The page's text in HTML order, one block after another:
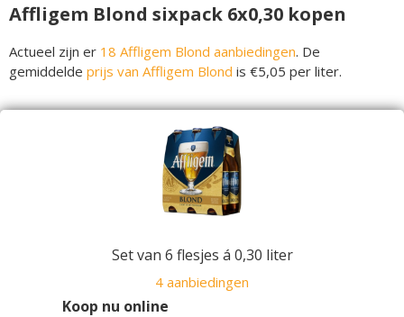
Affligem Blond sixpack 6x0,30 kopen
Actueel zijn er 18 Affligem Blond aanbiedingen. De
gemiddelde prijs van Affligem Blond is €5,05 per liter.
Set van 6 flesjes á 0,30 liter
4 aanbiedingen
Koop nu online